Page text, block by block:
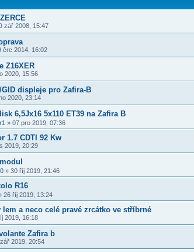
zář 2008, 15:47
črc 2014, 16:02
Z16XER
2020, 15:56
GID displeje pro Zafira-B
2020, 23:14
6,5Jx16 5x110 ET39 na Zafira B
» 07 pro 2019, 07:36
1.7 CDTI 92 Kw
2019, 20:29
» 30 říj 2019, 21:46
R16
26 říj 2019, 13:24
a neco celé pravé zrcátko ve stříbrné
2019, 16:18
Zafira b
2019, 20:54